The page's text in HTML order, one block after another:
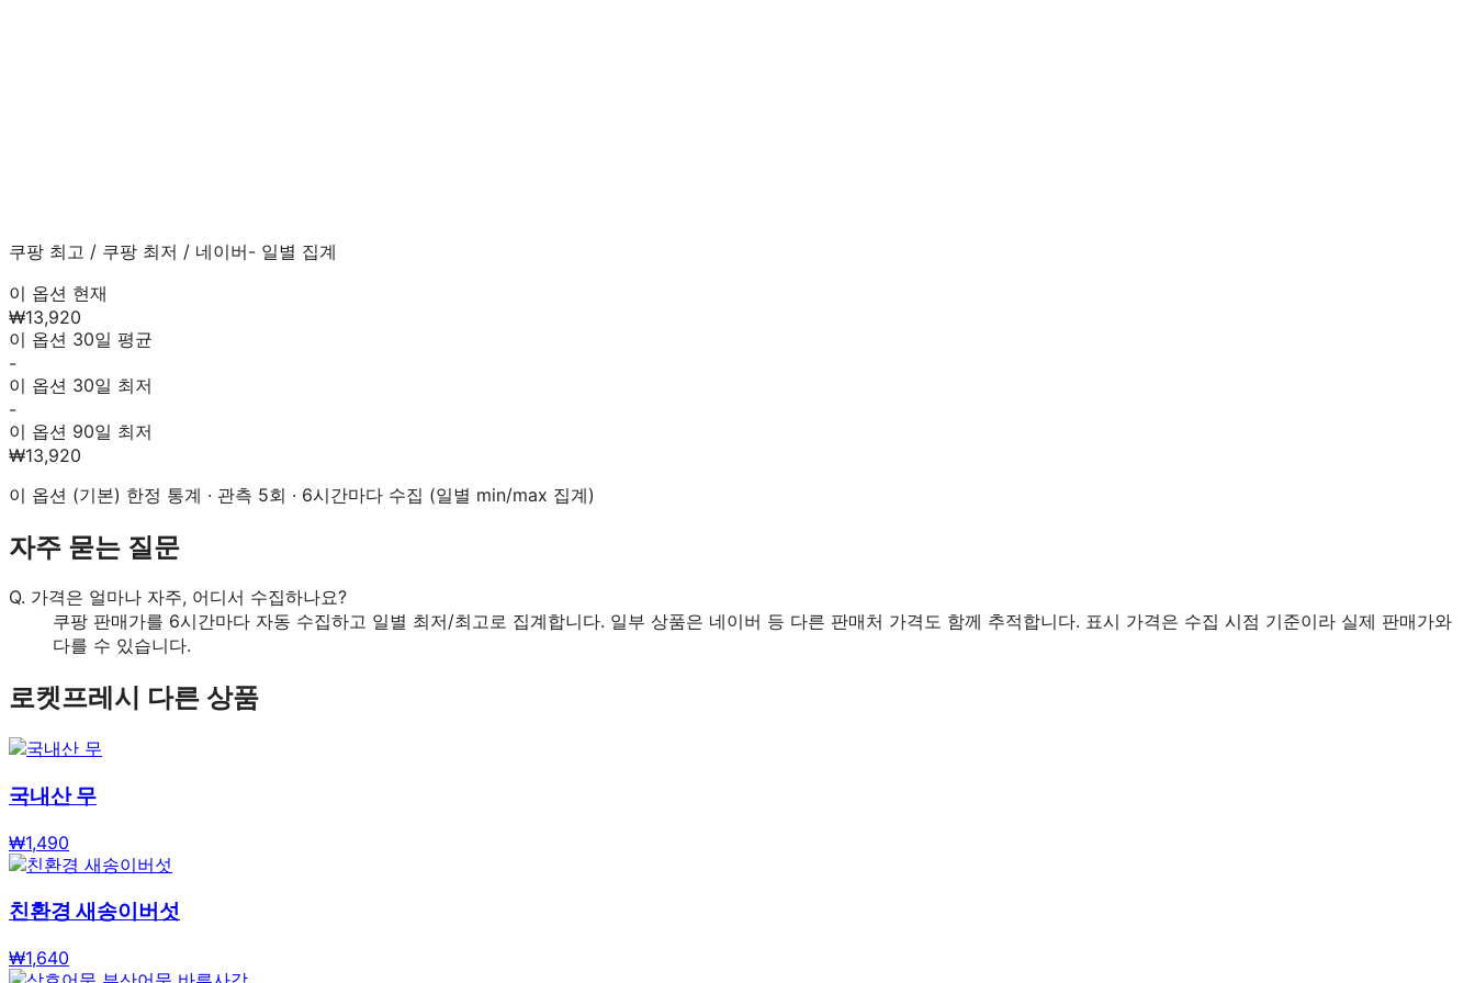
쿠팡 최고 / 쿠팡 최저 / 네이버- 일별 집계
이 옵션 현재
₩13,920
이 옵션 30일 평균
-
이 옵션 30일 최저
-
이 옵션 90일 최저
₩13,920
이 옵션 (기본) 한정 통계 · 관측 5회 · 6시간마다 수집 (일별 min/max 집계)
자주 묻는 질문
Q. 가격은 얼마나 자주, 어디서 수집하나요?
쿠팡 판매가를 6시간마다 자동 수집하고 일별 최저/최고로 집계합니다. 일부 상품은 네이버 등 다른 판매처 가격도 함께 추적합니다. 표시 가격은 수집 시점 기준이라 실제 판매가와
다를 수 있습니다.
로켓프레시 다른 상품
국내산 무
₩1,490
친환경 새송이버섯
₩1,640